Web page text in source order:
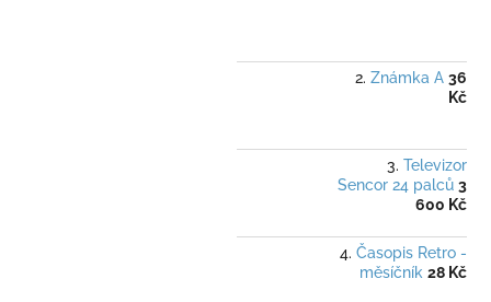
Známka A 36
Kč
Televizor
Sencor 24 palců 3
600 Kč
Časopis Retro -
měsíčník 28 Kč